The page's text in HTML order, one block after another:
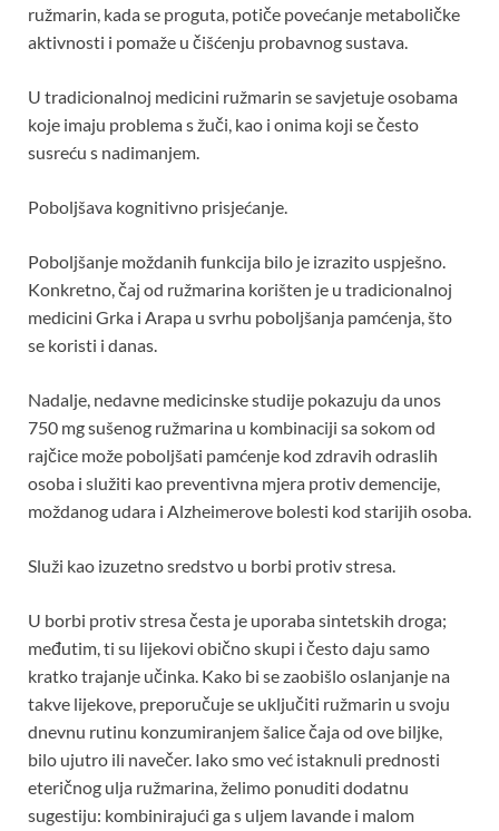
ružmarin, kada se proguta, potiče povećanje metaboličke
aktivnosti i pomaže u čišćenju probavnog sustava.
U tradicionalnoj medicini ružmarin se savjetuje osobama
koje imaju problema s žuči, kao i onima koji se često
susreću s nadimanjem.
Poboljšava kognitivno prisjećanje.
Poboljšanje moždanih funkcija bilo je izrazito uspješno.
Konkretno, čaj od ružmarina korišten je u tradicionalnoj
medicini Grka i Arapa u svrhu poboljšanja pamćenja, što
se koristi i danas.
Nadalje, nedavne medicinske studije pokazuju da unos
750 mg sušenog ružmarina u kombinaciji sa sokom od
rajčice može poboljšati pamćenje kod zdravih odraslih
osoba i služiti kao preventivna mjera protiv demencije,
moždanog udara i Alzheimerove bolesti kod starijih osoba.
Služi kao izuzetno sredstvo u borbi protiv stresa.
U borbi protiv stresa česta je uporaba sintetskih droga;
međutim, ti su lijekovi obično skupi i često daju samo
kratko trajanje učinka. Kako bi se zaobišlo oslanjanje na
takve lijekove, preporučuje se uključiti ružmarin u svoju
dnevnu rutinu konzumiranjem šalice čaja od ove biljke,
bilo ujutro ili navečer. Iako smo već istaknuli prednosti
eteričnog ulja ružmarina, želimo ponuditi dodatnu
sugestiju: kombinirajući ga s uljem lavande i malom